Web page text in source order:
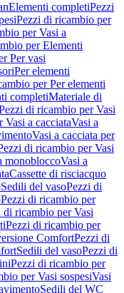
Elementi completiPezzi
Pezzi di ricambio per
per Vasi a
per Elementi
Per vasi
Per elementi
per Per elementi
completiMateriale di
di ricambio per Vasi
Vasi a cacciataVasi a
Vasi a cacciata per
di ricambio per Vasi
monobloccoVasi a
Cassette di risciacquo
Sedili del vasoPezzi di
Pezzi di ricambio per
di ricambio per Vasi
Pezzi di ricambio per
ComfortPezzi di
Sedili del vasoPezzi di
Pezzi di ricambio per
per Vasi sospesiVasi
Sedili del WC